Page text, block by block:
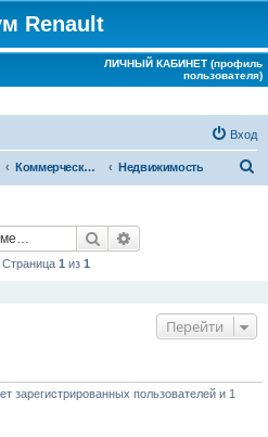
Renault
ЛИЧНЫЙ КАБИНЕТ (профиль
пользователя)
Вход
Коммерческие разделы Недвижимость
Поиск
Страница 1 из 1
Перейти
зарегистрированных пользователей и 1